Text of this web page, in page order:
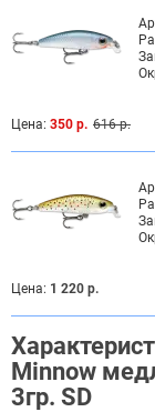
Цена: 350 р. 616 р.
Цена: 1 220 р.
Minnow
3гр. SD